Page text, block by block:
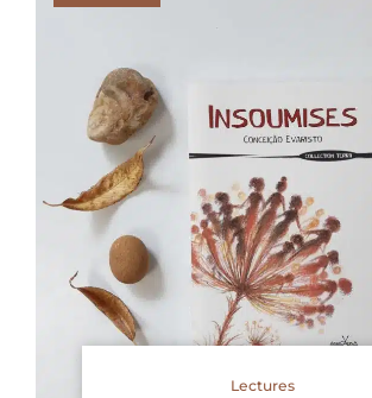
Lectures